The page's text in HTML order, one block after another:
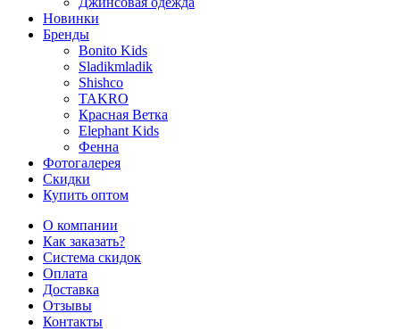
Новинки
Бренды
Bonito Kids
Sladikmladik
Shishco
TAKRO
Красная Ветка
Elephant Kids
Фенна
Фотогалерея
Скидки
Купить оптом
О компании
Как заказать?
Система скидок
Оплата
Доставка
Отзывы
Контакты